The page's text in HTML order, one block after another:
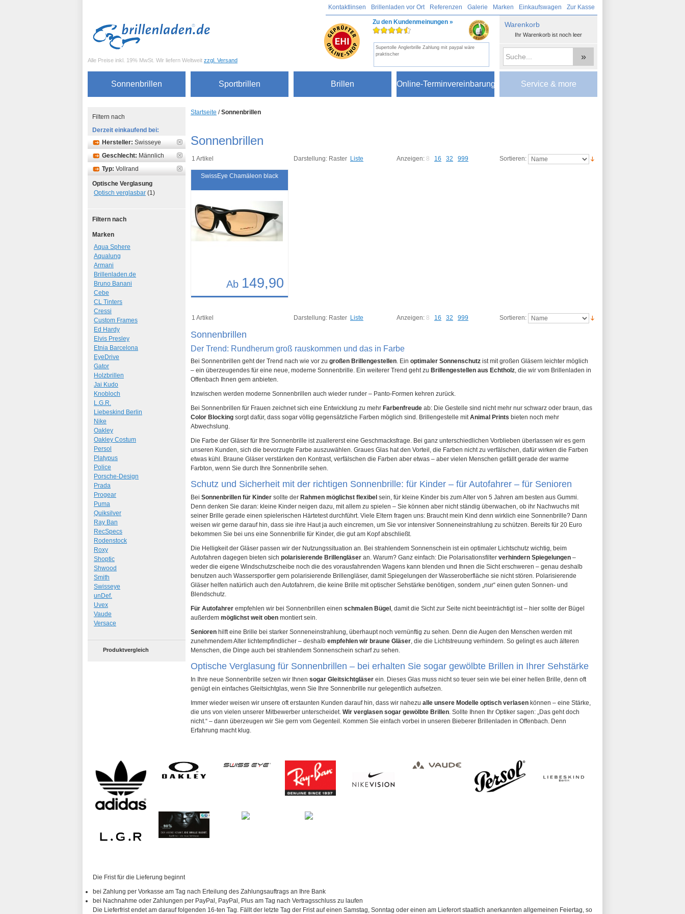
Kontaktlinsen Brillenladen vor Ort Referenzen Galerie Marken Einkaufswagen Zur Kasse
Zu den Kundenmeinungen »
Supertolle Anglerbrille Zahlung mit paypal wäre
praktischer
Alle Preise inkl. 19% MwSt. Wir liefern Weltweit zzgl. Versand »
Warenkorb
Ihr Warenkorb ist noch leer
Sonnenbrillen Sportbrillen Brillen Online-Terminvereinbarung Service & more
Startseite /Sonnenbrillen
Sonnenbrillen
1 Artikel Sortieren:
Anzeigen: 8 16 32 999
Darstellung: Raster Liste
SwissEye Chamäleon black
Ab 149,90
Art.-Nr.: 7424
1 Artikel Sortieren:
Anzeigen: 8 16 32 999
Darstellung: Raster Liste
Sonnenbrillen
Der Trend: Rundherum groß rauskommen und das in Farbe
Bei Sonnenbrillen geht der Trend nach wie vor zu großen Brillengestellen. Ein optimaler Sonnenschutz ist mit großen Gläsern leichter möglich
– ein überzeugendes für eine neue, moderne Sonnenbrille. Ein weiterer Trend geht zu Brillengestellen aus Echtholz, die wir vom Brillenladen in
Offenbach Ihnen gern anbieten.
Inzwischen werden moderne Sonnenbrillen auch wieder runder – Panto-Formen kehren zurück.
Bei Sonnenbrillen für Frauen zeichnet sich eine Entwicklung zu mehr Farbenfreude ab: Die Gestelle sind nicht mehr nur schwarz oder braun, das
Color Blocking sorgt dafür, dass sogar völlig gegensätzliche Farben möglich sind. Brillengestelle mitAnimal Prints bieten noch mehr
Abwechslung.
Die Farbe der Gläser für Ihre Sonnenbrille ist zuallererst eine Geschmacksfrage. Bei ganz unterschiedlichen Vorblieben überlassen wir es gern
unseren Kunden, sich die bevorzugte Farbe auszuwählen. Graues Glas hat den Vorteil, die Farben nicht zu verfälschen, dafür wirken die Farben
etwas kühl. Braune Gläser verstärken den Kontrast, verfälschen die Farben aber etwas – aber vielen Menschen gefällt gerade der warme
Farbton, wenn Sie durch Ihre Sonnenbrille sehen.
Schutz und Sicherheit mit der richtigen Sonnenbrille: für Kinder – für Autofahrer – für Senioren
Bei Sonnenbrillen für Kinder sollte der Rahmen möglichst flexibel sein, für kleine Kinder bis zum Alter von 5 Jahren am besten aus Gummi.
Denn denken Sie daran: kleine Kinder neigen dazu, mit allem zu spielen – Sie können aber nicht ständig überwachen, ob ihr Nachwuchs mit
seiner Brille gerade einen spielerischen Härtetest durchführt. Viele Eltern fragen uns: Braucht mein Kind denn wirklich eine Sonnenbrille? Dann
weisen wir gerne darauf hin, dass sie ihre Haut ja auch eincremen, um Sie vor intensiver Sonneneinstrahlung zu schützen. Bereits für 20 Euro
bekommen Sie bei uns eine Sonnenbrille für Kinder, die gut am Kopf abschließt.
Die Helligkeit der Gläser passen wir der Nutzungssituation an. Bei strahlendem Sonnenschein ist ein optimaler Lichtschutz wichtig, beim
Autofahren dagegen bieten sich polarisierende Brillengläser an. Warum? Ganz einfach: Die Polarisationsfilter verhindern Spiegelungen –
weder die eigene Windschutzscheibe noch die des vorausfahrenden Wagens kann blenden und Ihnen die Sicht erschweren – genau deshalb
benutzen auch Wassersportler gern polarisierende Brillengläser, damit Spiegelungen der Wasseroberfläche sie nicht stören. Polarisierende
Gläser helfen natürlich auch den Autofahrern, die keine Brille mit optischer Sehstärke benötigen, sondern „nur“ einen guten Sonnen- und
Blendschutz.
Für Autofahrer empfehlen wir bei Sonnenbrillen einen schmalen Bügel , damit die Sicht zur Seite nicht beeinträchtigt ist – hier sollte der Bügel
außerdem möglichst weit oben montiert sein.
Senioren hilft eine Brille bei starker Sonneneinstrahlung, überhaupt noch vernünftig zu sehen. Denn die Augen den Menschen werden mit
zunehmendem Alter lichtempfindlicher – deshalb empfehlen wir braune Gläser, die die Lichtstreuung verhindern. So gelingt es auch älteren
Menschen, die Dinge auch bei strahlendem Sonnenschein scharf zu sehen.
Optische Verglasung für Sonnenbrillen – bei erhalten Sie sogar gewölbte Brillen in Ihrer Sehstärke
In Ihre neue Sonnenbrille setzen wir Ihnen sogar Gleitsichtgläser ein. Dieses Glas muss nicht so teuer sein wie bei einer hellen Brille, denn oft
genügt ein einfaches Gleitsichtglas, wenn Sie Ihre Sonnenbrille nur gelegentlich aufsetzen.
Immer wieder weisen wir unsere oft erstaunten Kunden darauf hin, dass wir nahezu alle unsere Modelle optisch verlasen können – eine Stärke,
die uns von vielen unserer Mitbewerber unterscheidet. Wir verglasen sogar gewölbte Brillen. Sollte Ihnen Ihr Optiker sagen: „Das geht doch
nicht.“ – dann überzeugen wir Sie gern vom Gegenteil. Kommen Sie einfach vorbei in unseren Bieberer Brillenladen in Offenbach. Denn
Erfahrung macht klug.
Filtern nach
Derzeit einkaufend bei:
Hersteller: Swisseye
Geschlecht: Männlich
Typ: Vollrand
Optische Verglasung
Optisch verglasbar (1)
Filtern nach
Marken
Aqua Sphere
Aqualung
Armani
Brillenladen.de
Bruno Banani
Cebe
CL Tinters
Cressi
Custom Frames
Ed Hardy
Elvis Presley
Etnia Barcelona
EyeDrive
Gator
Holzbrillen
Jai Kudo
Knobloch
L.G.R.
Liebeskind Berlin
Nike
Oakley
Oakley Costum
Persol
Platypus
Police
Porsche-Design
Prada
Progear
Puma
Quiksilver
Ray Ban
RecSpecs
Rodenstock
Roxy
Shoptic
Shwood
Smith
Swisseye
unDef.
Uvex
Vaude
Versace
Produktvergleich
Die Frist für die Lieferung beginnt
bei Zahlung per Vorkasse am Tag nach Erteilung des Zahlungsauftrags an Ihre Bank
bei Nachnahme oder Zahlungen per PayPal, PayPal, Plus am Tag nach Vertragsschluss zu laufen
Die Lieferfrist endet am darauf folgenden 16-ten Tag. Fällt der letzte Tag der Frist auf einen Samstag, Sonntag oder einen am Lieferort staatlich anerkannten allgemeinen Feiertag, so